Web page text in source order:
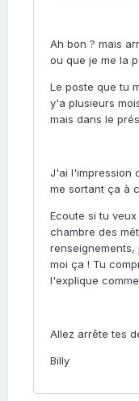
Ah bon ? mais
ou que je me la
Le poste que tu
y'a plusieurs
mais dans le
J'ai l'impression
me sortant ça à
Ecoute si tu
chambre des
moi ça ! Tu
l'explique
Allez arrête tes
Billy